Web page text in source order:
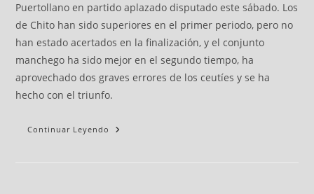
Puertollano en partido aplazado disputado este sábado. Los
de Chito han sido superiores en el primer periodo, pero no
han estado acertados en la finalización, y el conjunto
manchego ha sido mejor en el segundo tiempo, ha
aprovechado dos graves errores de los ceutíes y se ha
hecho con el triunfo.
Continuar Leyendo